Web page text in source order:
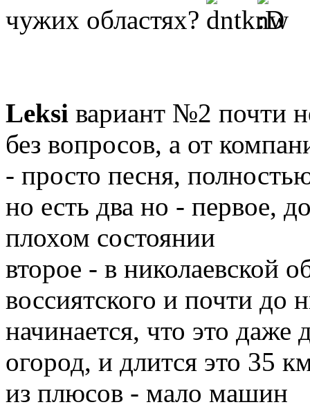
чужих областях?
Leksi вариант №2 почти
без вопросов, а от
- просто песня,
но есть два но - первое,
плохом состоянии
второе - в николаевской
воссиятского и почти до
начинается, что это даже
огород, и длится это 35
из плюсов - мало машин